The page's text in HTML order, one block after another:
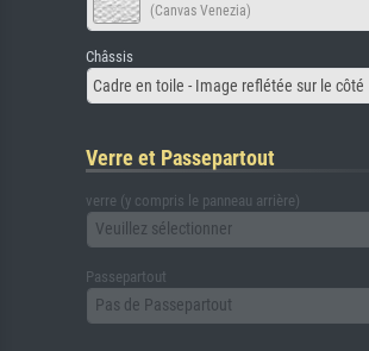
(Canvas Venezia)
Châssis
Cadre en toile - Image reflétée sur le côté
Verre et Passepartout
verre (y compris le panneau arrière)
Veuillez sélectionner
Passepartout
Pas de Passepartout